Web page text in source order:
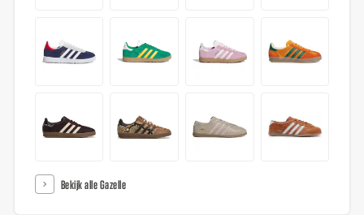
Bekijk alle Gazelle